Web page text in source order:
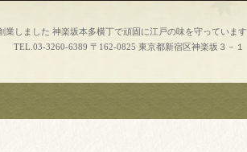
業しました 神楽坂本多横丁で頑固に江戸の味を守っています
TEL. 03-3260-6389 〒162-0825 東京都新宿区神楽坂３－１